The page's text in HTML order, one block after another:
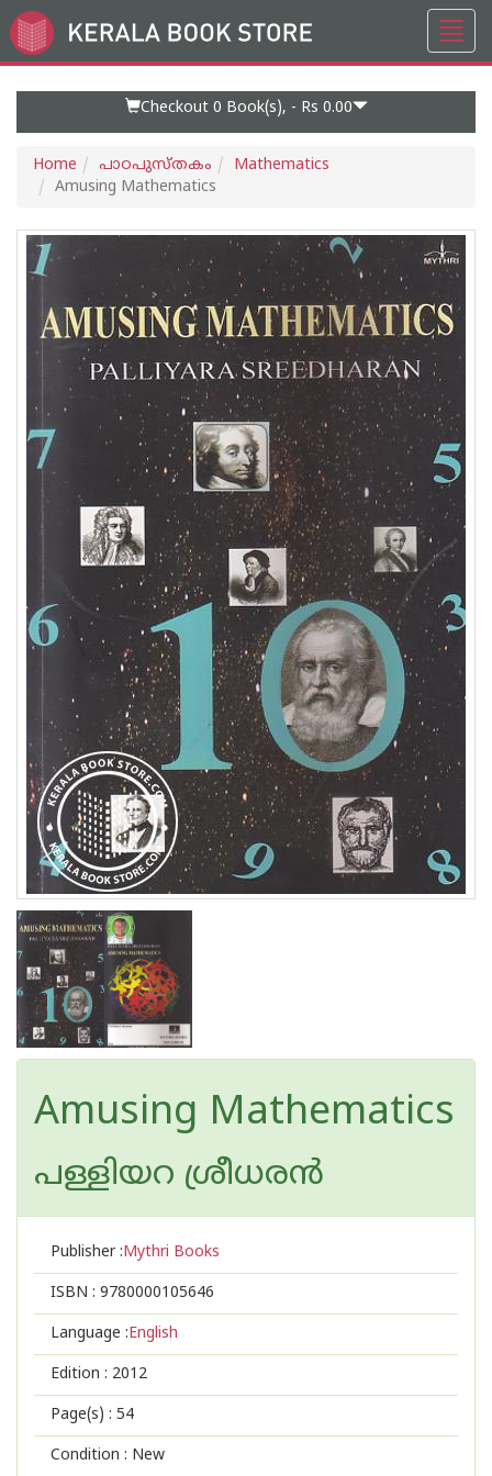
Go
to
Checkout 0 Book(s), - Rs 0.00
Home പാഠപുസ്തകം
Mathematics
Amusing Mathematics
Amusing Mathematics
പള്ളിയറ ശ്രീധര‌ന്‍
Publisher :Mythri Books
ISBN : 9780000105646
Language :English
Edition : 2012
Page(s) : 54
Condition : New